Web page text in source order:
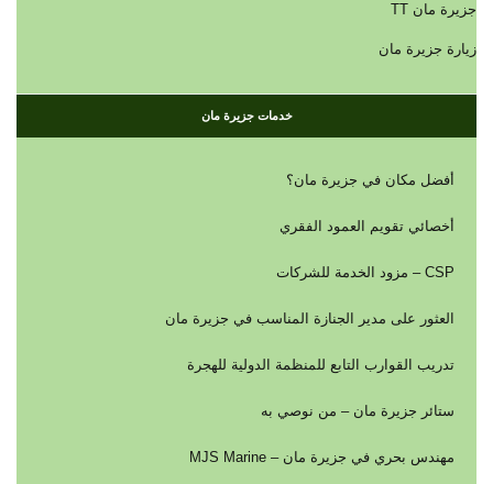
جزيرة مان TT
زيارة جزيرة مان
خدمات جزيرة مان
أفضل مكان في جزيرة مان؟
أخصائي تقويم العمود الفقري
CSP – مزود الخدمة للشركات
العثور على مدير الجنازة المناسب في جزيرة مان
تدريب القوارب التابع للمنظمة الدولية للهجرة
ستائر جزيرة مان – من نوصي به
مهندس بحري في جزيرة مان – MJS Marine